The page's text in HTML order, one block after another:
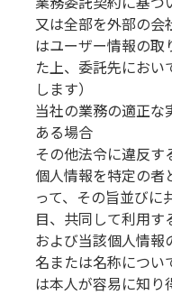
又は全部を外部の会
はユーザー情報の取
た上、委託先にお
します）
当社の業務の適正な
ある場合
その他法令に違反す
個人情報を特定の者
って、その旨並びに
目、共同して利用
および当該個人情
名または名称につい
は本人が容易に知り